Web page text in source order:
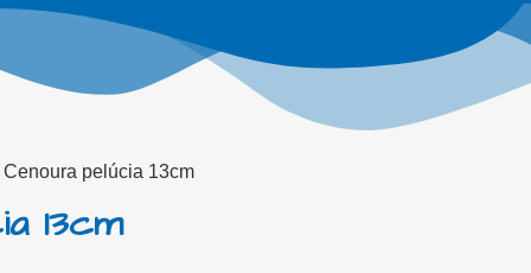
Cenoura pelúcia 13cm
13cm